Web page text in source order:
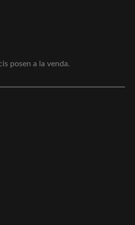
posen a la venda.